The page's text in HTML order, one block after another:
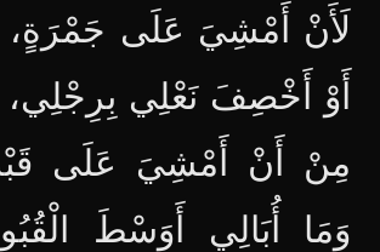
لَأَنْ أَمْشِيَ عَلَى
أَوْ أَخْصِفَ نَعْلِي
مِنْ أَنْ أَمْشِيَ عَلَى
وَمَا أُبَالِي أَوَسْطَ